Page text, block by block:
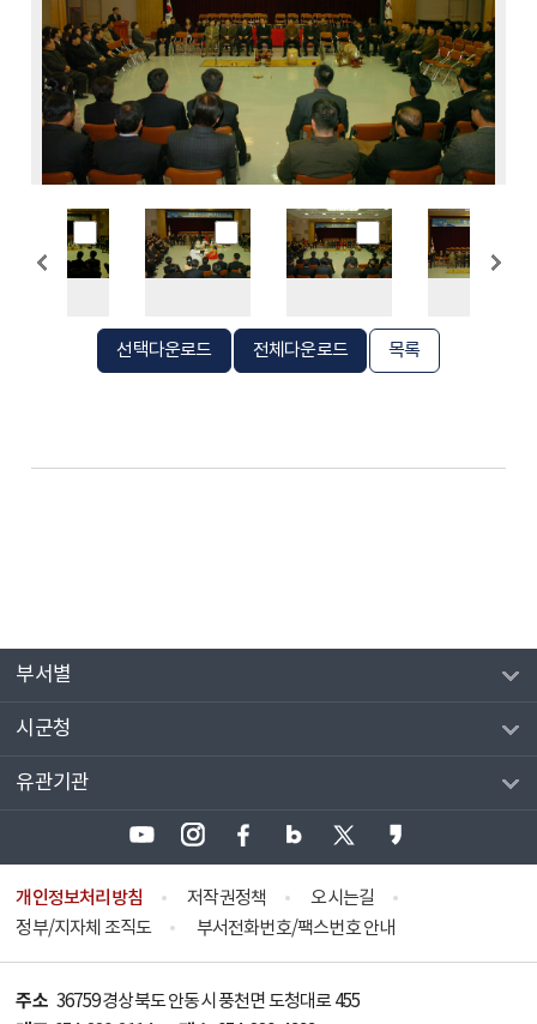
선택다운로드 전체다운로드 목록
부서별
시군청
유관기관
개인정보처리방침 저작권정책
오시는길
정부/지자체 조직도
부서전화번호/팩스번호 안내
주소 36759 경상북도 안동시 풍천면 도청대로 455